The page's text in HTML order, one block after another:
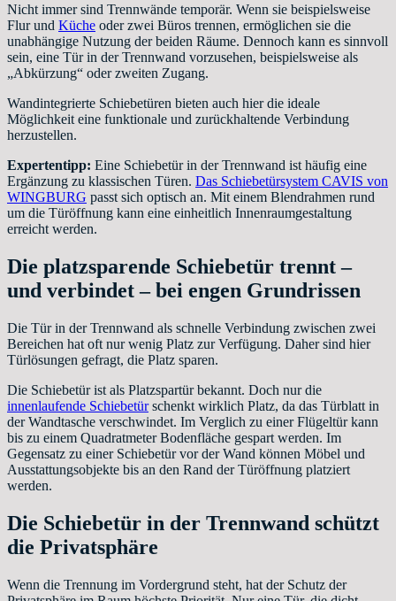
Nicht immer sind Trennwände temporär. Wenn sie beispielsweise
Flur und Küche oder zwei Büros trennen, ermöglichen sie die
unabhängige Nutzung der beiden Räume. Dennoch kann es sinnvoll
sein, eine Tür in der Trennwand vorzusehen, beispielsweise als
„Abkürzung“ oder zweiten Zugang.
Wandintegrierte Schiebetüren bieten auch hier die ideale
Möglichkeit eine funktionale und zurückhaltende Verbindung
herzustellen.
Expertentipp: Eine Schiebetür in der Trennwand ist häufig eine
Ergänzung zu klassischen Türen. Das Schiebetürsystem CAVIS von
WINGBURG passt sich optisch an. Mit einem Blendrahmen rund
um die Türöffnung kann eine einheitlich Innenraumgestaltung
erreicht werden.
Die platzsparende Schiebetür trennt –
und verbindet – bei engen Grundrissen
Die Tür in der Trennwand als schnelle Verbindung zwischen zwei
Bereichen hat oft nur wenig Platz zur Verfügung. Daher sind hier
Türlösungen gefragt, die Platz sparen.
Die Schiebetür ist als Platzspartür bekannt. Doch nur die
innenlaufende Schiebetürschenkt wirklich Platz, da das Türblatt in
der Wandtasche verschwindet. Im Verglich zu einer Flügeltür kann
bis zu einem Quadratmeter Bodenfläche gespart werden. Im
Gegensatz zu einer Schiebetür vor der Wand können Möbel und
Ausstattungsobjekte bis an den Rand der Türöffnung platziert
werden.
Die Schiebetür in der Trennwand schützt
die Privatsphäre
Wenn die Trennung im Vordergrund steht, hat der Schutz der